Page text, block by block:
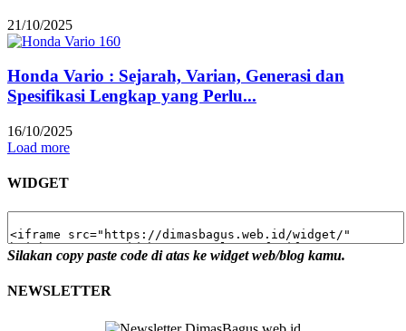
21/10/2025
Honda Vario : Sejarah, Varian, Generasi dan
Spesifikasi Lengkap yang Perlu...
16/10/2025
Load more
WIDGET
Silakan copy paste code di atas ke widget web/blog kamu.
NEWSLETTER